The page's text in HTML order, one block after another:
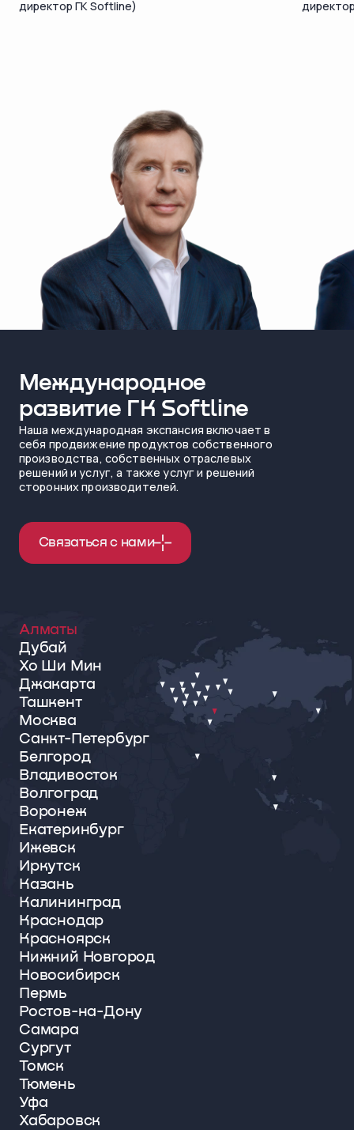
директор ГК Softline)
Наша международная экспансия включает в
себя продвижение продуктов собственного
производства, собственных отраслевых
решений и услуг, а также услуг и решений
сторонних производителей.
Связаться с нами
Международное
развитие ГК Softline
Алматы
Дубай
Хо Ши Мин
Джакарта
Ташкент
Москва
Санкт-Петербург
Белгород
Владивосток
Волгоград
Воронеж
Екатеринбург
Ижевск
Иркутск
Казань
Калининград
Краснодар
Красноярск
Нижний Новгород
Новосибирск
Пермь
Ростов-на-Дону
Самара
Сургут
Томск
Тюмень
Уфа
Хабаровск